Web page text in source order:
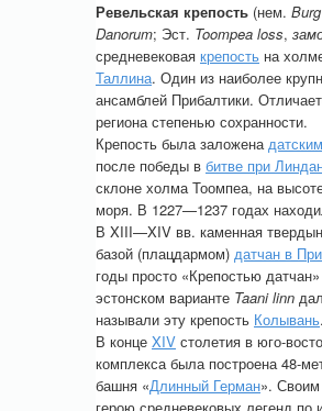
Ревельская крепость (нем.
Danorum; Эст. Toompea loss,
средневековая крепость на
Таллина. Один из наиболее
ансамблей Прибалтики.
региона степенью сохранности.
Крепость была заложена
после победы в битве при
склоне холма Тоомпеа, на
моря. В 1227—1237 годах
В XIII—XIV вв. каменная
базой (плацдармом) датчан в
годы просто «Крепостью
эстонском варианте Taani linn
называли эту крепость Колывань.
В конце XIV столетия в юго-
комплекса была построена 48-
башня «Длинный Герман». Своим